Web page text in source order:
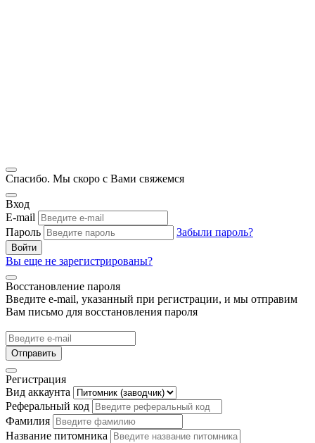
Спасибо. Мы скоро с Вами свяжемся
Вход
E-mail
Пароль
Забыли пароль?
Войти
Вы еще не зарегистрированы?
Восстановление пароля
Введите e-mail, указанный при регистрации, и мы отправим
Вам письмо для восстановления пароля
Отправить
Регистрация
Вид аккаунта
Реферальный код
Фамилия
Название питомника